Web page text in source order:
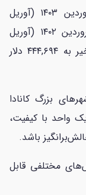
همچنین، متوسط قیمت آپارتمان‌ها در فروردین ۱۴۰۳ (آوریل
۲۰۲۴) با کاهش ۱.۵ درصدی نسبت به فروردین ۱۴۰۲ (آوریل
۲۰۲۳) و ۰.۸ درصدی نسبت به چند ماه اخیر به ۴۴۴,۶۹۴ دلار
بزرگ کانادا
واحد با کیفیت،
باشد.
مختلفی قابل